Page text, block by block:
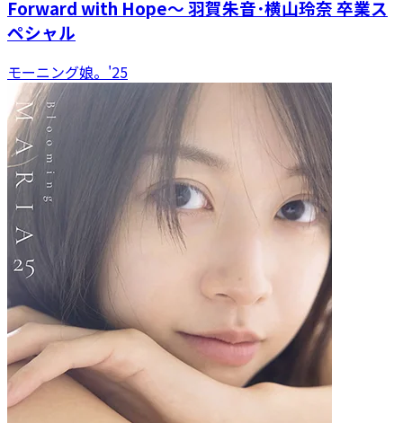
Forward with Hope～ 羽賀朱音･横山玲奈 卒業ス
ペシャル
モーニング娘。'25